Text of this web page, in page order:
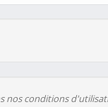
nos conditions